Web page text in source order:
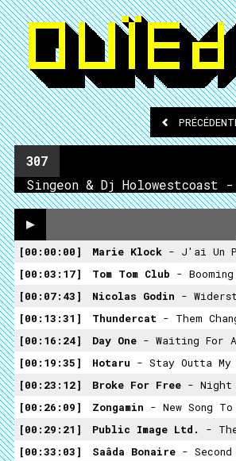
307
Singeon & Dj Holowestcoast -
00:00:00 Marie Klock - J'ai Un
00:03:17
Tom Tom Club -
00:07:43
Nicolas Godin -
00:13:31
Thundercat - Them
00:16:24
Day One - Waiting For
00:19:35
Hotaru - Stay Outta My
00:23:12
Broke For Free - Night
00:26:09
Zongamin - New Song
00:29:21
Public Image Ltd.
-
00:33:03
Saâda Bonaire - Second